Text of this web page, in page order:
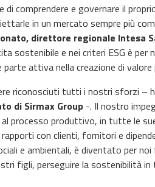
di comprendere e governare il
in un mercato sempre più
direttore regionale Intesa
sostenibile e nei criteri ESG è
attiva nella creazione di
riconosciuti tutti i nostri sforzi –
di Sirmax Group -. Il nostro
processo produttivo, in tutte le
con clienti, fornitori e
e ambientali, è diventato per noi
figli, perseguire la sostenibilità